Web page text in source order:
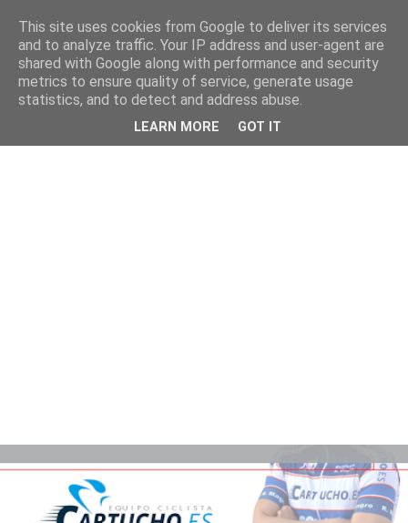
This site uses cookies from Google to deliver its services
and to analyze traffic. Your IP address and user-agent are
shared with Google along with performance and security
metrics to ensure quality of service, generate usage
statistics, and to detect and address abuse.
LEARN MORE GOT IT